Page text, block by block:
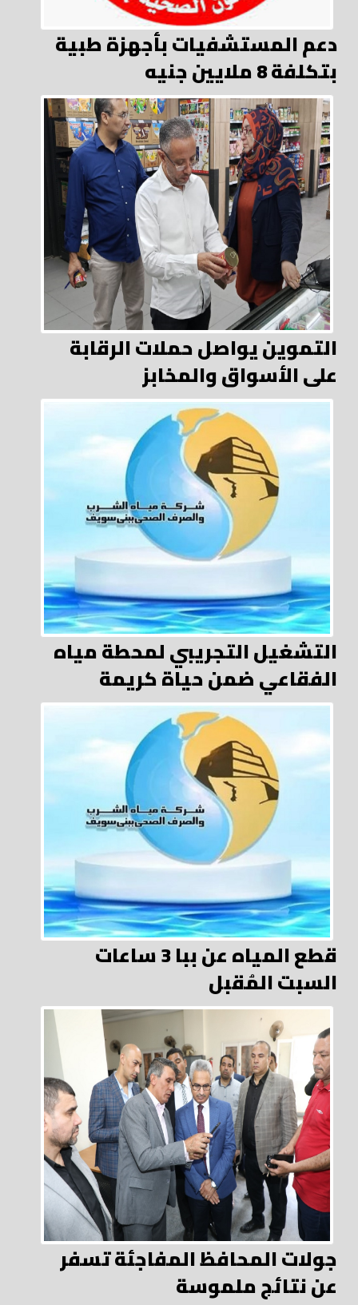
دعم المستشفيات بأجهزة طبية
بتكلفة 8 ملايين جنيه
التموين يواصل حملات الرقابة
على الأسواق والمخابز
التشغيل التجريبي لمحطة مياه
الفقاعي ضمن حياة كريمة
قطع المياه عن ببا 3 ساعات
السبت المُقبل
جولات المحافظ المفاجئة تسفر
عن نتائج ملموسة